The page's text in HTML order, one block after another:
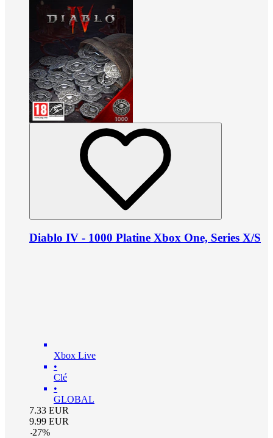
Diablo IV - 1000 Platine Xbox One, Series X/S
Xbox Live
•
Clé
•
GLOBAL
7.33 EUR
9.99 EUR
-27%